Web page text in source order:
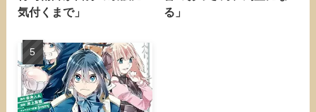
気付くまで」
る」